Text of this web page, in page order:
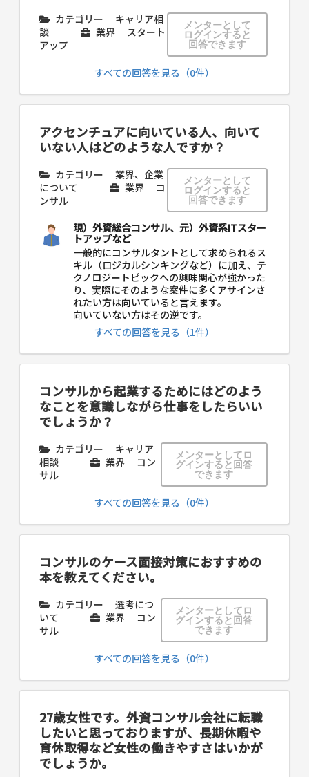
カテゴリー
キャリア相
談
業界
スタート
アップ
メンターとして
ログインすると
回答できます
すべての回答を見る（0件）
アクセンチュアに向いている人、向いて
いない人はどのような人ですか？
カテゴリー
業界、企業
について
業界
コ
ンサル
メンターとして
ログインすると
回答できます
現）外資総合コンサル、元）外資系ITスター
トアップなど
一般的にコンサルタントとして求められるス
キル（ロジカルシンキングなど）に加え、テ
クノロジートピックへの興味関心が強かった
り、実際にそのような案件に多くアサインさ
れたい方は向いていると言えます。
向いていない方はその逆です。
すべての回答を見る（1件）
コンサルから起業するためにはどのよう
なことを意識しながら仕事をしたらいい
でしょうか？
カテゴリー
キャリア
相談
業界
コン
サル
メンターとしてロ
グインすると回答
できます
すべての回答を見る（0件）
コンサルのケース面接対策におすすめの
本を教えてください。
カテゴリー
選考につ
いて
業界
コン
サル
メンターとしてロ
グインすると回答
できます
すべての回答を見る（0件）
27歳女性です。外資コンサル会社に転職
したいと思っておりますが、長期休暇や
育休取得など女性の働きやすさはいかが
でしょうか。